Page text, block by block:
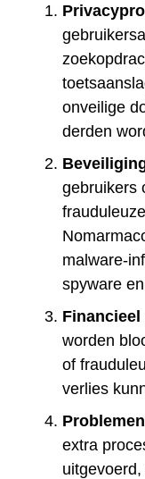
onveilige
derden
gebruikers
malware-
spyware
worden
of
verlies
extra